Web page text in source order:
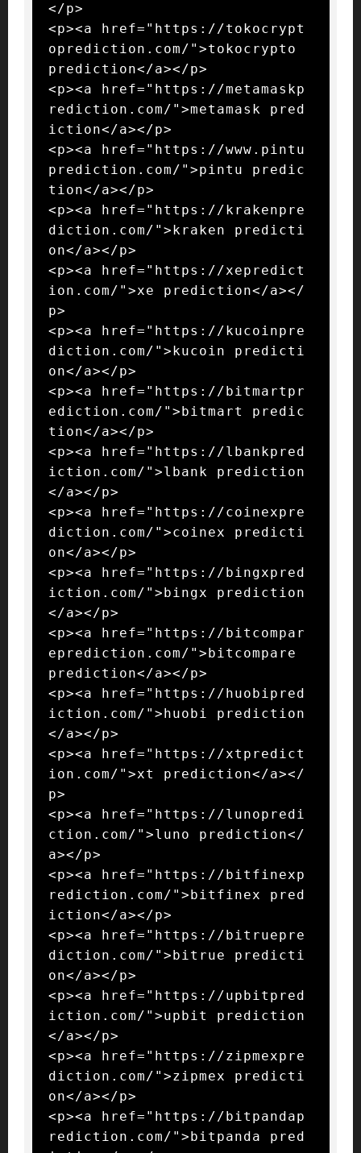
</p>
<p><a href="https://tokocrypt
oprediction.com/">tokocrypto
prediction</a></p>
<p><a href="https://metamaskp
rediction.com/">metamask pred
iction</a></p>
<p><a href="https://www.pintu
prediction.com/">pintu predic
tion</a></p>
<p><a href="https://krakenpre
diction.com/">kraken predicti
on</a></p>
<p><a href="https://xepredict
ion.com/">xe prediction</a></
p>
<p><a href="https://kucoinpre
diction.com/">kucoin predicti
on</a></p>
<p><a href="https://bitmartpr
ediction.com/">bitmart predic
tion</a></p>
<p><a href="https://lbankpred
iction.com/">lbank prediction
</a></p>
<p><a href="https://coinexpre
diction.com/">coinex predicti
on</a></p>
<p><a href="https://bingxpred
iction.com/">bingx prediction
</a></p>
<p><a href="https://bitcompar
eprediction.com/">bitcompare
prediction</a></p>
<p><a href="https://huobipred
iction.com/">huobi prediction
</a></p>
<p><a href="https://xtpredict
ion.com/">xt prediction</a></
p>
<p><a href="https://lunopredi
ction.com/">luno prediction</
a></p>
<p><a href="https://bitfinexp
rediction.com/">bitfinex pred
iction</a></p>
<p><a href="https://bitruepre
diction.com/">bitrue predicti
on</a></p>
<p><a href="https://upbitpred
iction.com/">upbit prediction
</a></p>
<p><a href="https://zipmexpre
diction.com/">zipmex predicti
on</a></p>
<p><a href="https://bitpandap
rediction.com/">bitpanda pred